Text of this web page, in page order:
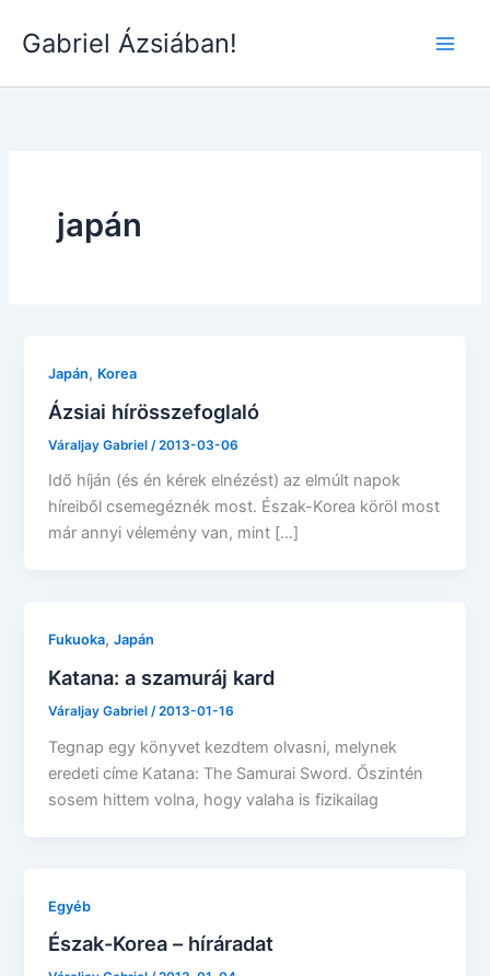
Gabriel Ázsiában!
japán
Japán, Korea
Ázsiai hírösszefoglaló
Váraljay Gabriel /2013-03-06
Idő híján (és én kérek elnézést) az elmúlt napok
híreiből csemegéznék most. Észak-Korea köröl most
már annyi vélemény van, mint […]
Fukuoka,Japán
Katana: a szamuráj kard
Váraljay Gabriel/2013-01-16
Tegnap egy könyvet kezdtem olvasni, melynek
eredeti címe Katana: The Samurai Sword. Őszintén
sosem hittem volna, hogy valaha is fizikailag
Egyéb
Észak-Korea – híráradat